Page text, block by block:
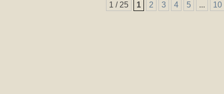
1 / 25 1 2 3 4 5 ... 10